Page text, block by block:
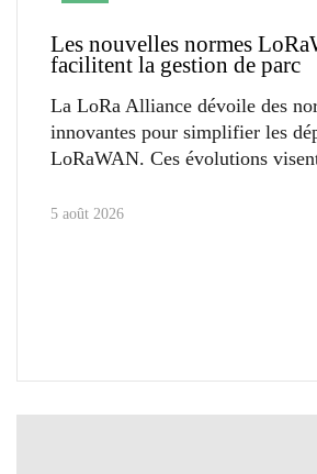
Les nouvelles normes
facilitent la gestion de parc
La LoRa Alliance dévoile des
innovantes pour simplifier les
LoRaWAN. Ces évolutions
5 août 2026